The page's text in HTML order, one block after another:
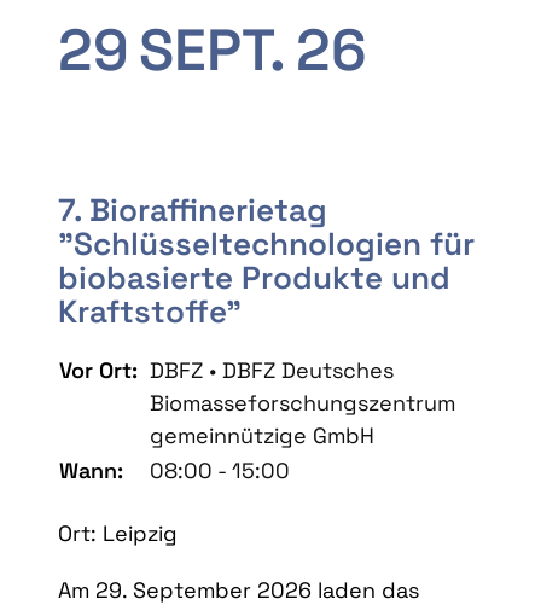
29SEPT. 26
7. Bioraffinerietag
"Schlüsseltechnologien für
biobasierte Produkte und
Kraftstoffe"
Vor Ort: DBFZ • DBFZ Deutsches
Biomasseforschungszentrum
gemeinnützige GmbH
Wann:
08:00 - 15:00
Ort: Leipzig
Am 29. September 2026 laden das